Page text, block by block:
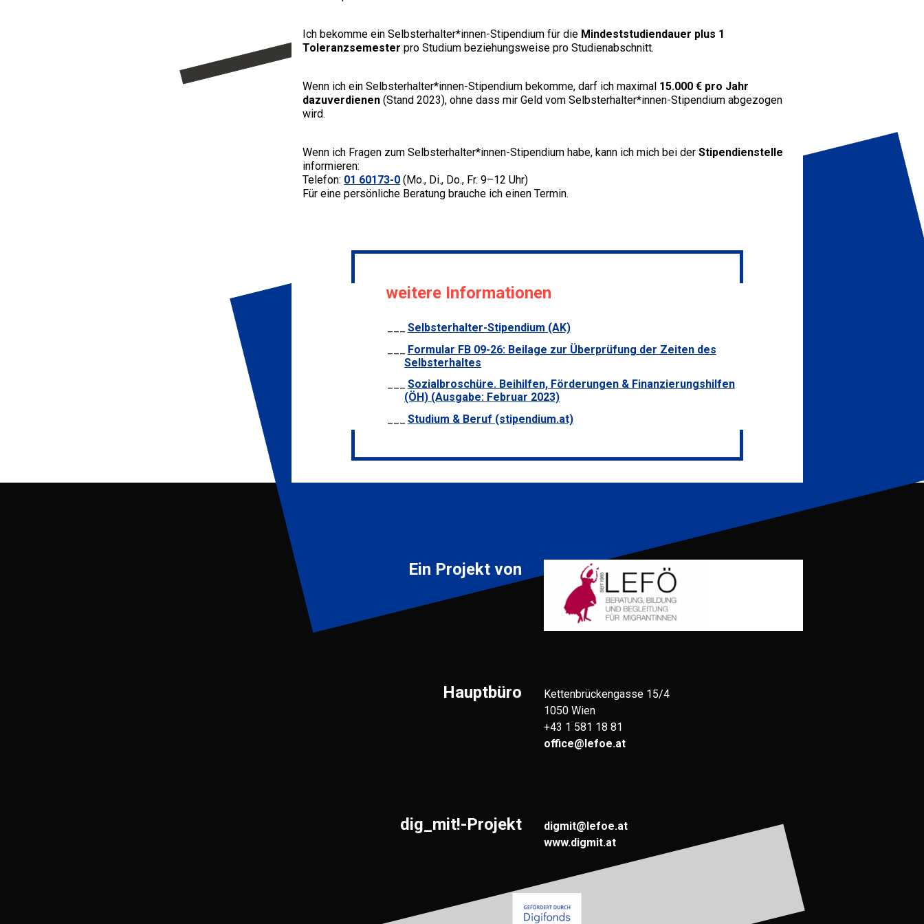
Ich bekomme ein Selbsterhalter*innen-Stipendium für die Mindeststudiendauer plus 1
Toleranzsemester pro Studium beziehungsweise pro Studienabschnitt.
Wenn ich ein Selbsterhalter*innen-Stipendium bekomme, darf ich maximal 15.000 € pro Jahr
dazuverdienen (Stand 2023), ohne dass mir Geld vom Selbsterhalter*innen-Stipendium abgezogen
wird.
Wenn ich Fragen zum Selbsterhalter*innen-Stipendium habe, kann ich mich bei der Stipendienstelle
informieren:
Telefon: 01 60173-0 (Mo., Di., Do., Fr. 9–12 Uhr)
Für eine persönliche Beratung brauche ich einen Termin.
weitere Informationen
Selbsterhalter-Stipendium (AK)
Formular FB 09-26: Beilage zur Überprüfung der Zeiten des
Selbsterhaltes
Sozialbroschüre. Beihilfen, Förderungen & Finanzierungshilfen
(ÖH) (Ausgabe: Februar 2023)
Studium & Beruf (stipendium.at)
Ein Projekt von
Hauptbüro
Kettenbrückengasse 15/4
1050 Wien
+43 1 581 18 81
office@lefoe.at
dig_mit!-Projekt
digmit@lefoe.at
www.digmit.at